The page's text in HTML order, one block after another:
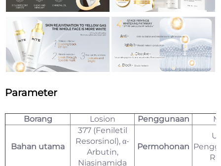
Parameter
Borang Losion Penggunaan
Bahan utama
377 (Feniletil
Resorsinol), α-
Arbutin,
Niasinamida
Permohonan